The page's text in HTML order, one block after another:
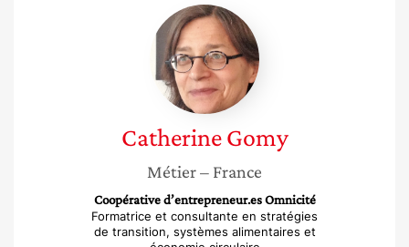
Catherine
Gomy
Catherine Gomy
Métier– France
Coopérative d’entrepreneur.es Omnicité
Formatrice et consultante en stratégies
de transition, systèmes alimentaires et